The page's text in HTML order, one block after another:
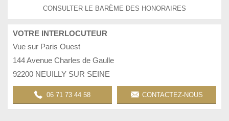
CONSULTER LE BARÈME DES HONORAIRES
VOTRE INTERLOCUTEUR
Vue sur Paris Ouest
144 Avenue Charles de Gaulle
92200 NEUILLY SUR SEINE
06 71 73 44 58 CONTACTEZ-NOUS